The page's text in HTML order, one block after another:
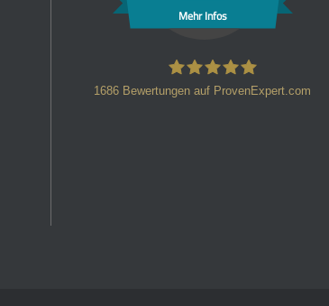
Mehr Infos
1686 Bewertungen auf ProvenExpert.com